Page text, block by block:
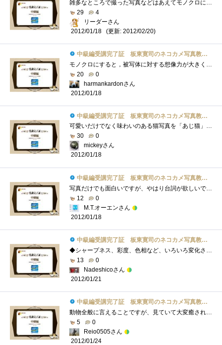
雑多なところで撮った写真などはあえてモノクロにしたほうが被写体を目立たせることができますね、的な感じですかね。言わんとすることはわ�...
29
4
リーダーさん
2012/01/18
(更新: 2012/02/20)
中級編受講完了証 板東寛司のネコカメ写真教室パート2
モノクロにすると，被写体に対する想像力が大きくなるので，表現力を問われてしまいます．でも，あえてネコでモノクロなのですね．事前にカ�...
20
0
harmankardonさん
2012/01/18
中級編受講完了証 板東寛司のネコカメ写真教室パート2
可愛いだけでなく味わいのある猫写真を「あじ猫」というのですね。初めて知りました（＾＾）今回は、あじ猫の撮影と白黒写真の加工、PSE10を使...
30
0
mickeyさん
2012/01/18
中級編受講完了証 板東寛司のネコカメ写真教室パート2
写真だけでも面白いですが、やはり台詞が欲しいです。台詞によってはそんなに面白くない写真でも面白く見えてくる…かもしれません。という�...
12
0
M.T.オーエンさん
2012/01/18
中級編受講完了証 板東寛司のネコカメ写真教室パート2
◆シャープネス、彩度、色相など、いろいろ変化させていくと、だんだんオリジナルより悪くなっていくことが多く、その都度、名前をつけて保�...
13
0
Nadeshicoさん
2012/01/21
中級編受講完了証 板東寛司のネコカメ写真教室パート2
動物全般に言えることですが、見ていて大変癒されます。飼える動物の中でトップクラスの愛嬌のネコを色々な角度、色々な人の視点、色々なシ�...
5
0
Reio0505さん
2012/01/24